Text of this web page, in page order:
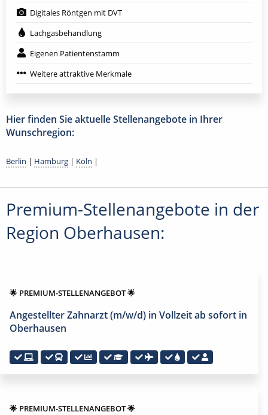
Digitales Röntgen mit DVT
Lachgasbehandlung
Eigenen Patientenstamm
Weitere attraktive Merkmale
Hier finden Sie aktuelle Stellenangebote in Ihrer
Wunschregion:
Berlin | Hamburg | Köln |
Premium-Stellenangebote in der
Region Oberhausen:
🌟 PREMIUM-STELLENANGEBOT 🌟
Angestellter Zahnarzt (m/w/d) in Vollzeit ab sofort in
Oberhausen
🌟 PREMIUM-STELLENANGEBOT 🌟